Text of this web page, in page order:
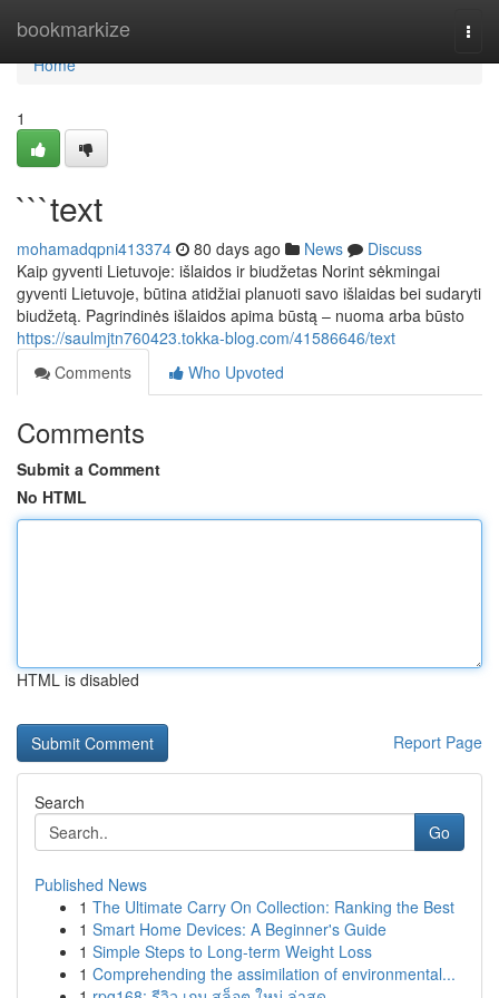
bookmarkize
Home
Home
1
```text
mohamadqpni413374 80 days ago News
Discuss
Kaip gyventi Lietuvoje: išlaidos ir biudžetas Norint sėkmingai
gyventi Lietuvoje, būtina atidžiai planuoti savo išlaidas bei sudaryti
biudžetą. Pagrindinės išlaidos apima būstą – nuoma arba būsto
https://saulmjtn760423.tokka-blog.com/41586646/text
Comments
Who Upvoted
Comments
Submit a Comment
No HTML
HTML is disabled
Report Page
Search
Go
Published News
1 The Ultimate Carry On Collection: Ranking the Best
1 Smart Home Devices: A Beginner's Guide
1 Simple Steps to Long-term Weight Loss
1 Comprehending the assimilation of environmental...